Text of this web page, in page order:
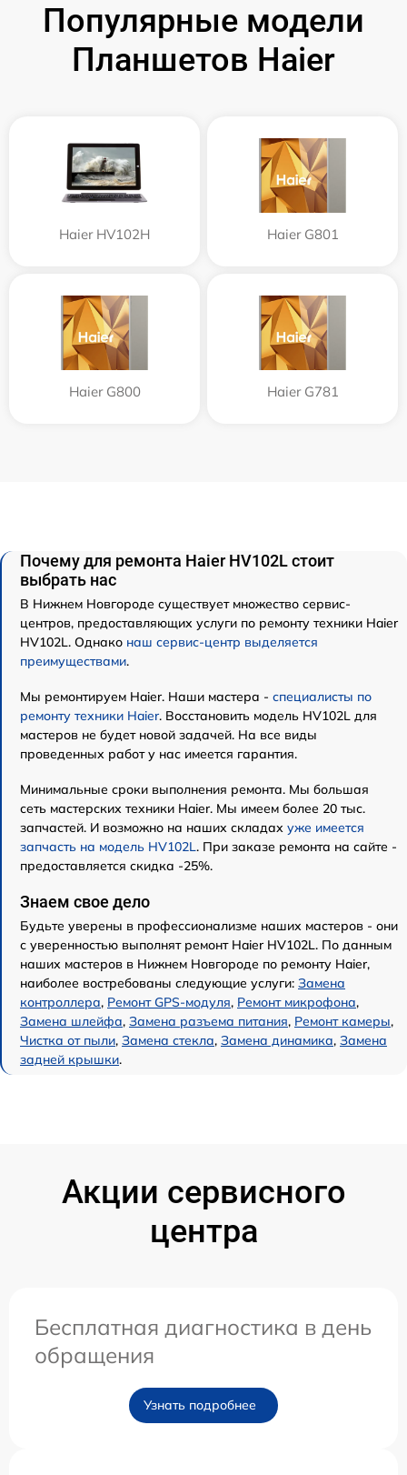
Популярные модели
Планшетов Haier
Haier HV102H Haier G801
Haier G800 Haier G781
Почему для ремонта Haier HV102L стоит
выбрать нас
В Нижнем Новгороде существует множество сервис-
центров, предоставляющих услуги по ремонту техники Haier
HV102L. Однако наш сервис-центр выделяется
преимуществами.
Мы ремонтируем Haier. Наши мастера - специалисты по
ремонту техники Haier. Восстановить модель HV102L для
мастеров не будет новой задачей. На все виды
проведенных работ у нас имеется гарантия.
Минимальные сроки выполнения ремонта. Мы большая
сеть мастерских техники Haier. Мы имеем более 20 тыс.
запчастей. И возможно на наших складах уже имеется
запчасть на модель HV102L. При заказе ремонта на сайте -
предоставляется скидка -25%.
Знаем свое дело
Будьте уверены в профессионализме наших мастеров - они
с уверенностью выполнят ремонт Haier HV102L. По данным
наших мастеров в Нижнем Новгороде по ремонту Haier,
наиболее востребованы следующие услуги: Замена
контроллера, Ремонт GPS-модуля, Ремонт микрофона,
Замена шлейфа, Замена разъема питания, Ремонт камеры,
Чистка от пыли, Замена стекла, Замена динамика, Замена
задней крышки.
Акции сервисного
центра
Бесплатная диагностика в день
обращения
Узнать подробнее